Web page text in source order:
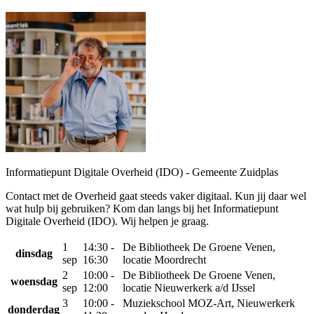
Informatiepunt Digitale Overheid (IDO) - Gemeente Zuidplas
Contact met de Overheid gaat steeds vaker digitaal. Kun jij daar wel
wat hulp bij gebruiken? Kom dan langs bij het Informatiepunt
Digitale Overheid (IDO). Wij helpen je graag.
dinsdag
1
sep
14:30 -
16:30
De Bibliotheek De Groene Venen,
locatie Moordrecht
woensdag
2
sep
10:00 -
12:00
De Bibliotheek De Groene Venen,
locatie Nieuwerkerk a/d IJssel
donderdag
3
10:00 -
Muziekschool MOZ-Art, Nieuwerkerk